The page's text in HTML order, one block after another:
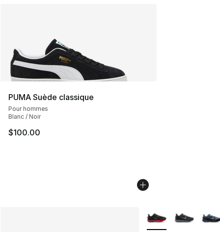
PUMA Suède classique
Pour hommes
Blanc / Noir
$100.00
Plus de couleurs